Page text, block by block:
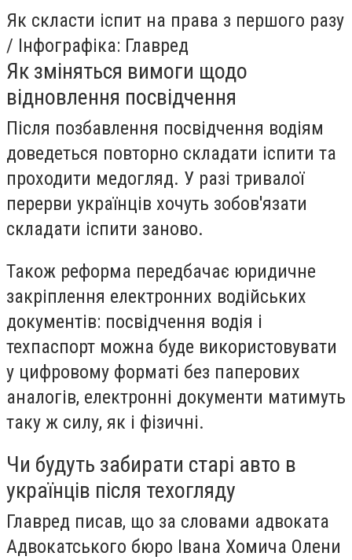
Як скласти іспит на права з першого разу
/ Інфографіка: Главред
Як зміняться вимоги щодо
відновлення посвідчення
Після позбавлення посвідчення водіям
доведеться повторно складати іспити та
проходити медогляд. У разі тривалої
перерви українців хочуть зобов'язати
складати іспити заново.
Також реформа передбачає юридичне
закріплення електронних водійських
документів: посвідчення водія і
техпаспорт можна буде використовувати
у цифровому форматі без паперових
аналогів, електронні документи матимуть
таку ж силу, як і фізичні.
Чи будуть забирати старі авто в
українців після техогляду
Главред писав, що за словами адвоката
Адвокатського бюро Івана Хомича Олени